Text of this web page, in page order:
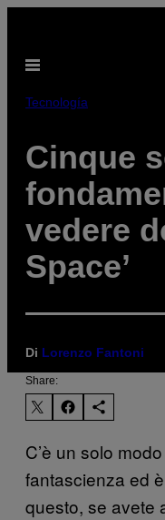
contenuto
Apri
Tecnología
Cinque
vedere
Space’
Di Lorenzo Fantoni
Share:
C’è un solo
fantascienza ed
questo, se avete